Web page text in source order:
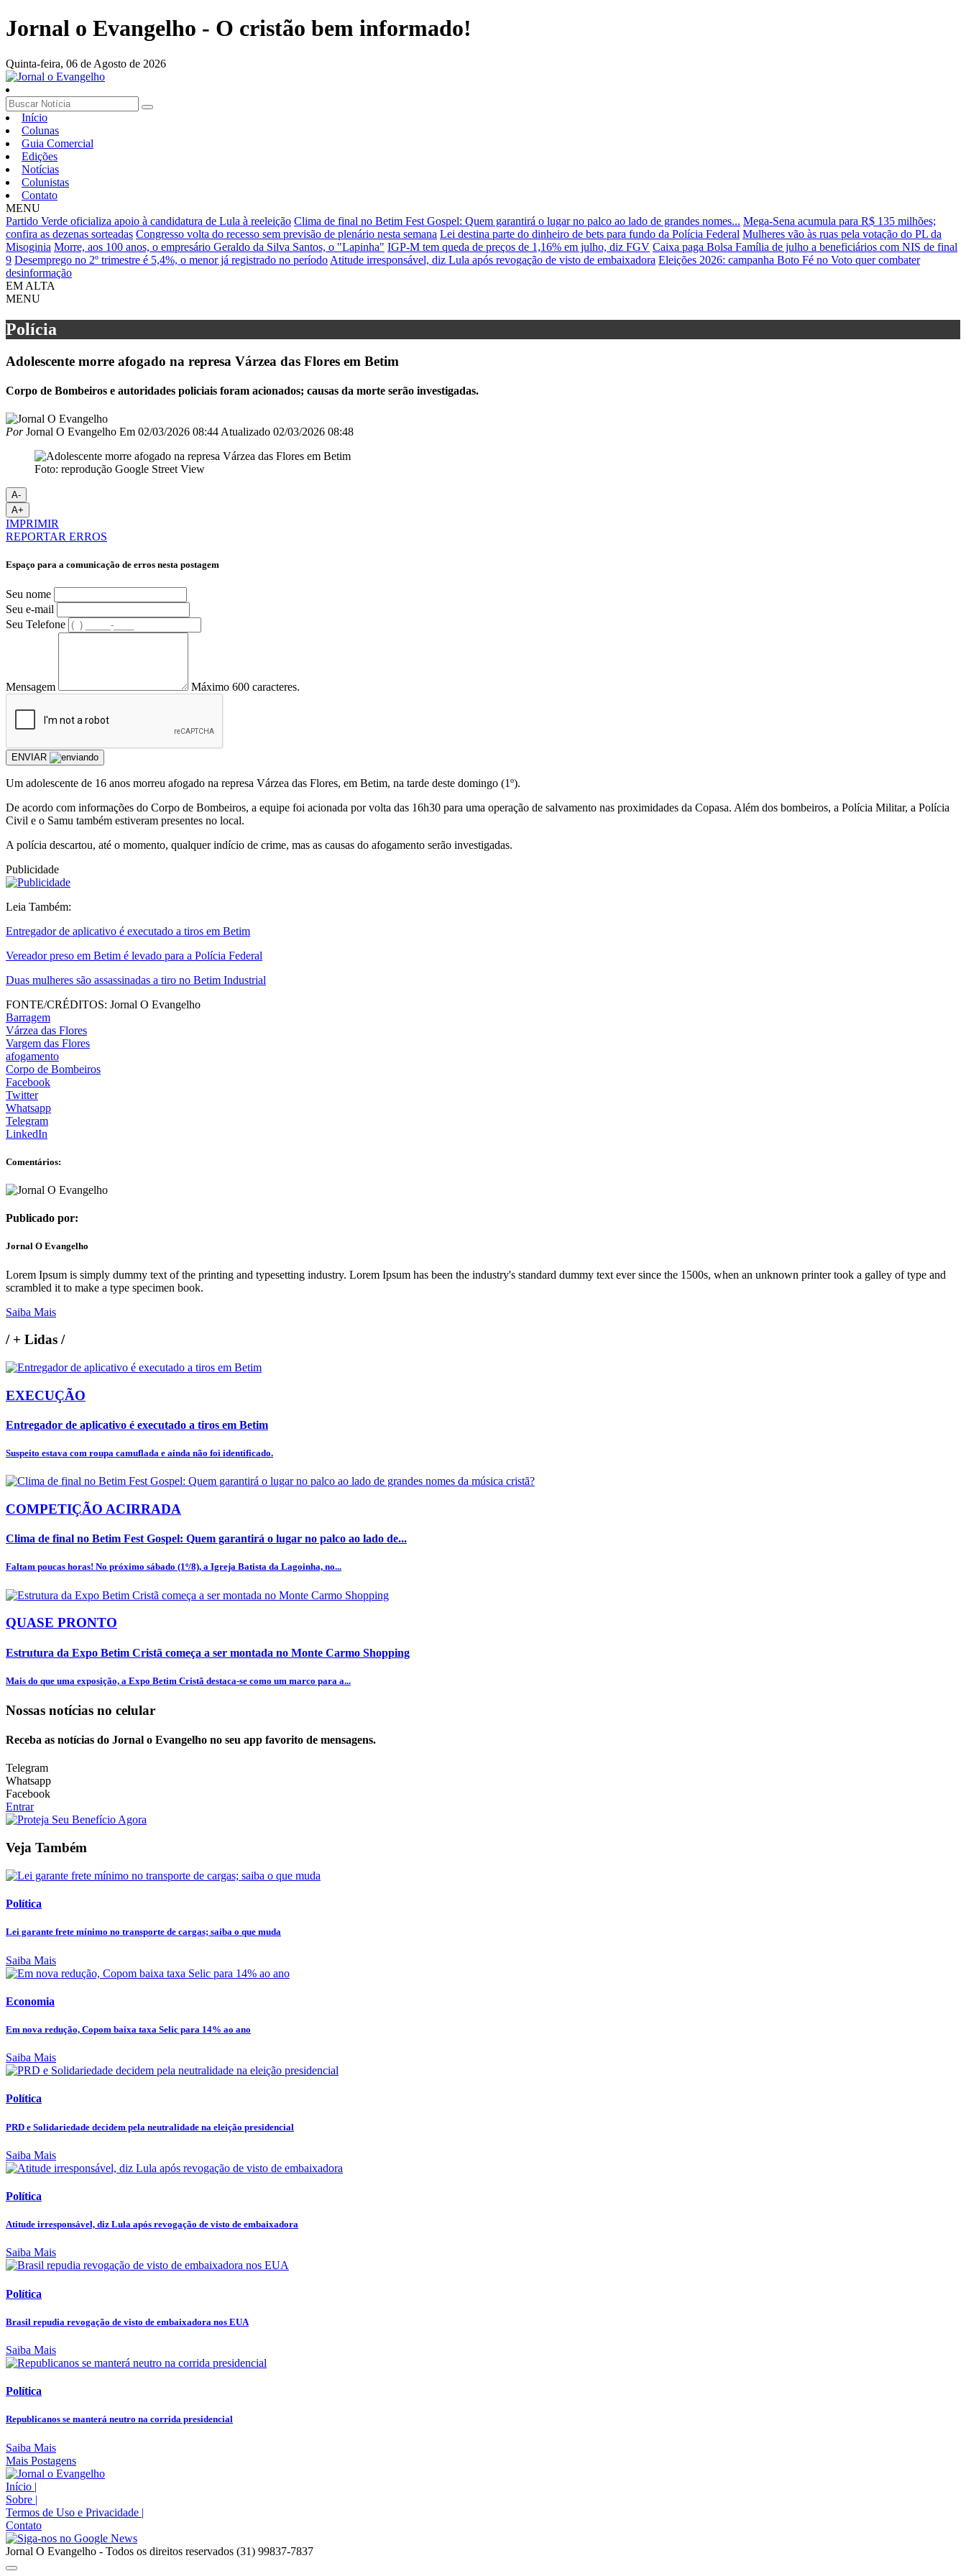
Jornal o Evangelho - O cristão bem informado!
Quinta-feira, 06 de Agosto de 2026
Início
Colunas
Guia Comercial
Edições
Notícias
Colunistas
Contato
MENU
Partido Verde oficializa apoio à candidatura de Lula à reeleição Clima de final no Betim Fest Gospel: Quem garantirá o lugar no palco ao lado de grandes nomes... Mega-Sena acumula para R$ 135 milhões;
confira as dezenas sorteadas Congresso volta do recesso sem previsão de plenário nesta semana Lei destina parte do dinheiro de bets para fundo da Polícia Federal Mulheres vão às ruas pela votação do PL da
Misoginia Morre, aos 100 anos, o empresário Geraldo da Silva Santos, o "Lapinha" IGP-M tem queda de preços de 1,16% em julho, diz FGV Caixa paga Bolsa Família de julho a beneficiários com NIS de final
9 Desemprego no 2º trimestre é 5,4%, o menor já registrado no período Atitude irresponsável, diz Lula após revogação de visto de embaixadora Eleições 2026: campanha Boto Fé no Voto quer combater
desinformação
EM ALTA
MENU
Polícia
Adolescente morre afogado na represa Várzea das Flores em Betim
Corpo de Bombeiros e autoridades policiais foram acionados; causas da morte serão investigadas.
PorJornal O Evangelho Em 02/03/2026 08:44 Atualizado 02/03/2026 08:48
Foto: reprodução Google Street View
A-
A+
IMPRIMIR
REPORTAR ERROS
Espaço para a comunicação de erros nesta postagem
Seu nome
Seu e-mail
Seu Telefone
Mensagem Máximo 600 caracteres.
ENVIAR
Um adolescente de 16 anos morreu afogado na represa Várzea das Flores, em Betim, na tarde deste domingo (1º).
De acordo com informações do Corpo de Bombeiros, a equipe foi acionada por volta das 16h30 para uma operação de salvamento nas proximidades da Copasa. Além dos bombeiros, a Polícia Militar, a Polícia
Civil e o Samu também estiveram presentes no local.
A polícia descartou, até o momento, qualquer indício de crime, mas as causas do afogamento serão investigadas.
Publicidade
Leia Também:
Entregador de aplicativo é executado a tiros em Betim
Vereador preso em Betim é levado para a Polícia Federal
Duas mulheres são assassinadas a tiro no Betim Industrial
FONTE/CRÉDITOS: Jornal O Evangelho
Barragem
Várzea das Flores
Vargem das Flores
afogamento
Corpo de Bombeiros
Facebook
Twitter
Whatsapp
Telegram
LinkedIn
Comentários:
Publicado por:
Jornal O Evangelho
Lorem Ipsum is simply dummy text of the printing and typesetting industry. Lorem Ipsum has been the industry's standard dummy text ever since the 1500s, when an unknown printer took a galley of type and
scrambled it to make a type specimen book.
Saiba Mais
/+ Lidas /
EXECUÇÃO
Entregador de aplicativo é executado a tiros em Betim
Suspeito estava com roupa camuflada e ainda não foi identificado.
COMPETIÇÃO ACIRRADA
Clima de final no Betim Fest Gospel: Quem garantirá o lugar no palco ao lado de...
Faltam poucas horas! No próximo sábado (1º/8), a Igreja Batista da Lagoinha, no...
QUASE PRONTO
Estrutura da Expo Betim Cristã começa a ser montada no Monte Carmo Shopping
Mais do que uma exposição, a Expo Betim Cristã destaca-se como um marco para a...
Nossas notícias no celular
Receba as notícias do Jornal o Evangelho no seu app favorito de mensagens.
Telegram
Whatsapp
Facebook
Entrar
Veja Também
Política
Lei garante frete mínimo no transporte de cargas; saiba o que muda
Saiba Mais
Economia
Em nova redução, Copom baixa taxa Selic para 14% ao ano
Saiba Mais
Política
PRD e Solidariedade decidem pela neutralidade na eleição presidencial
Saiba Mais
Política
Atitude irresponsável, diz Lula após revogação de visto de embaixadora
Saiba Mais
Política
Brasil repudia revogação de visto de embaixadora nos EUA
Saiba Mais
Política
Republicanos se manterá neutro na corrida presidencial
Saiba Mais
Mais Postagens
Início |
Sobre |
Termos de Uso e Privacidade |
Contato
Jornal O Evangelho - Todos os direitos reservados (31) 99837-7837